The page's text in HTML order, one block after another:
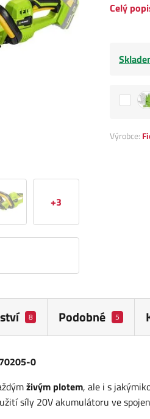
+3
Celý
Výrobce:
8 Podobné 5
0
živým plotem, ale i s
síly 20V akumulátoru ve